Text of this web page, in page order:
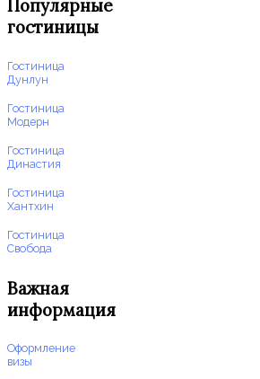
Популярные
гостиницы
Гостиница
Дунлун
Гостиница
Модерн
Гостиница
Династия
Гостиница
Хантхин
Гостиница
Свобода
Важная
информация
Оформление
визы